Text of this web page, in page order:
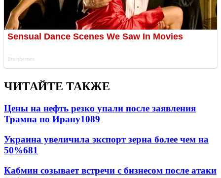
ЧИТАЙТЕ ТАКЖЕ
Цены на нефть резко упали после заявления
Трампа по Ирану1089
Украина увеличила экспорт зерна более чем на
50%681
Кабмин созывает встречи с бизнесом после атаки